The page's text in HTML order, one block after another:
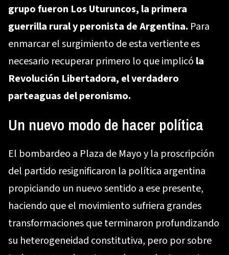
grupo fueron Los Uturuncos, la primera
guerrilla rural y peronista de Argentina. Para
enmarcar el surgimiento de esta vertiente es
necesario recuperar primero lo que implicó la
Revolución Libertadora, el verdadero
parteaguas del peronismo.
Un nuevo modo de hacer política
El bombardeo a Plaza de Mayo y la proscripción
del partido resignificaron la política argentina
propiciando un nuevo sentido a ese presente,
haciendo que el movimiento sufriera grandes
transformaciones que terminaron profundizando
su heterogeneidad constitutiva, pero por sobre